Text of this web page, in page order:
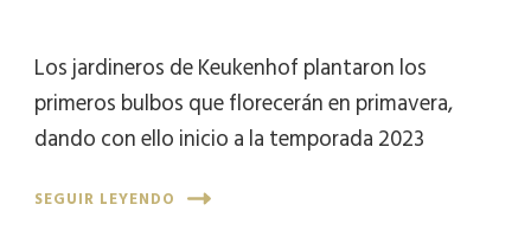
Los jardineros de Keukenhof plantaron los
primeros bulbos que florecerán en primavera,
dando con ello inicio a la temporada 2023
SEGUIR LEYENDO